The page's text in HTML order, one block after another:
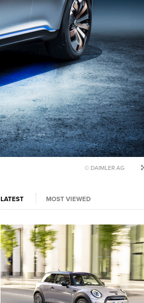
© DAIMLER AG
LATEST MOST VIEWED